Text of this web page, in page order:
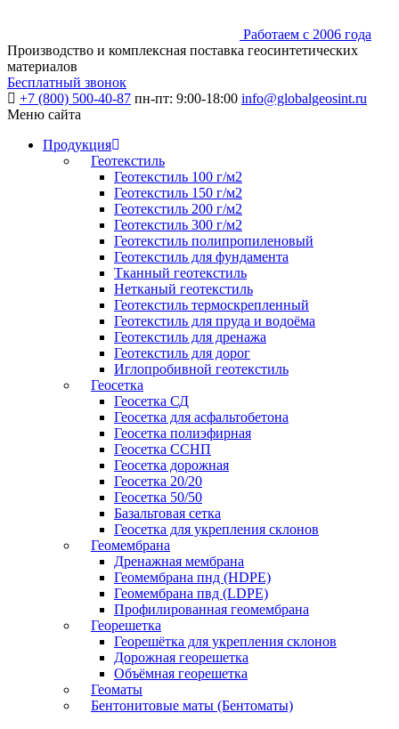
Работаем с 2006 года
Производство и комплексная поставка геосинтетических
материалов
Бесплатный звонок
+7 (800) 500-40-87 пн-пт: 9:00-18:00 info@globalgeosint.ru
Меню сайта
Продукция
Геотекстиль
Геотекстиль 100 г/м2
Геотекстиль 150 г/м2
Геотекстиль 200 г/м2
Геотекстиль 300 г/м2
Геотекстиль полипропиленовый
Геотекстиль для фундамента
Тканный геотекстиль
Нетканый геотекстиль
Геотекстиль термоскрепленный
Геотекстиль для пруда и водоёма
Геотекстиль для дренажа
Геотекстиль для дорог
Иглопробивной геотекстиль
Геосетка
Геосетка СД
Геосетка для асфальтобетона
Геосетка полиэфирная
Геосетка ССНП
Геосетка дорожная
Геосетка 20/20
Геосетка 50/50
Базальтовая сетка
Геосетка для укрепления склонов
Геомембрана
Дренажная мембрана
Геомембрана пнд (HDPE)
Геомембрана пвд (LDPE)
Профилированная геомембрана
Георешетка
Георешётка для укрепления склонов
Дорожная георешетка
Объёмная георешетка
Геоматы
Бентонитовые маты (Бентоматы)